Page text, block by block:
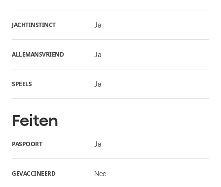
JACHTINSTINCT Ja
ALLEMANSVRIEND Ja
SPEELS Ja
Feiten
PASPOORT Ja
GEVACCINEERD Nee